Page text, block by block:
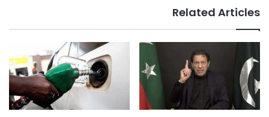
Related Articles